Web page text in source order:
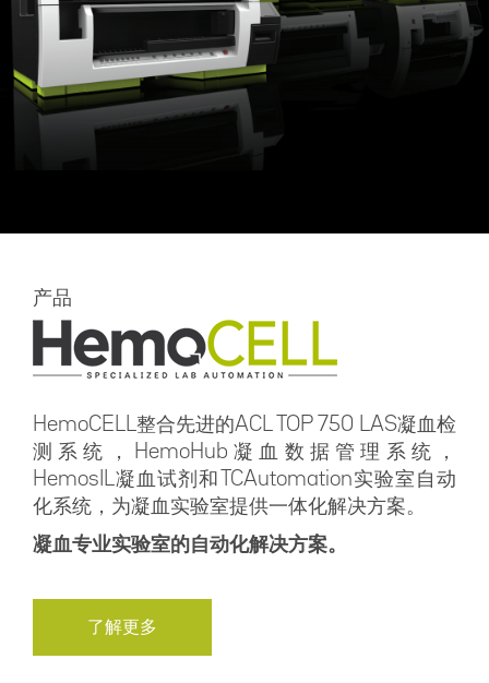
产品
HemoCELL整合先进的ACL TOP 750 LAS凝血检
测系统，HemoHub凝血数据管理系统，
HemosIL凝血试剂和TCAutomation实验室自动
化系统，为凝血实验室提供一体化解决方案。
凝血专业实验室的自动化解决方案。
了解更多